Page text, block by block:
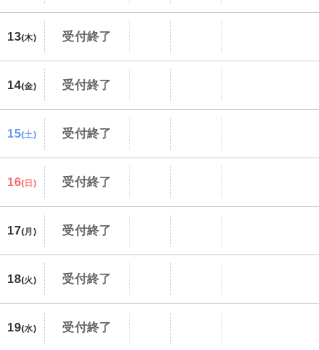
13(木) 受付終了
14(金) 受付終了
15(土) 受付終了
16(日) 受付終了
17(月) 受付終了
18(火) 受付終了
19(水) 受付終了